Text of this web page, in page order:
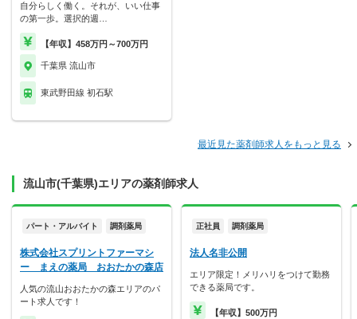
自分らしく働く。それが、いい仕事
の第一歩。選択的週…
【年収】458万円～700万円
千葉県 流山市
東武野田線 初石駅
最近見た薬剤師求人をもっと見る
流山市(千葉県)エリアの薬剤師求人
パート・アルバイト 調剤薬局
株式会社スプリントファーマシ
ー まえの薬局 おおたかの森店
人気の流山おおたかの森エリアのパ
ート求人です！
正社員 調剤薬局
法人名非公開
エリア限定！メリハリをつけて勤務
できる薬局です。
【年収】500万円